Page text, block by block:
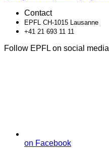
Contact
EPFL CH-1015 Lausanne
+41 21 693 11 11
Follow EPFL on social media
on Facebook